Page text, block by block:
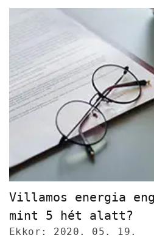
Villamos energia
mint 5 hét alatt?
Ekkor: 2020. 05. 19.